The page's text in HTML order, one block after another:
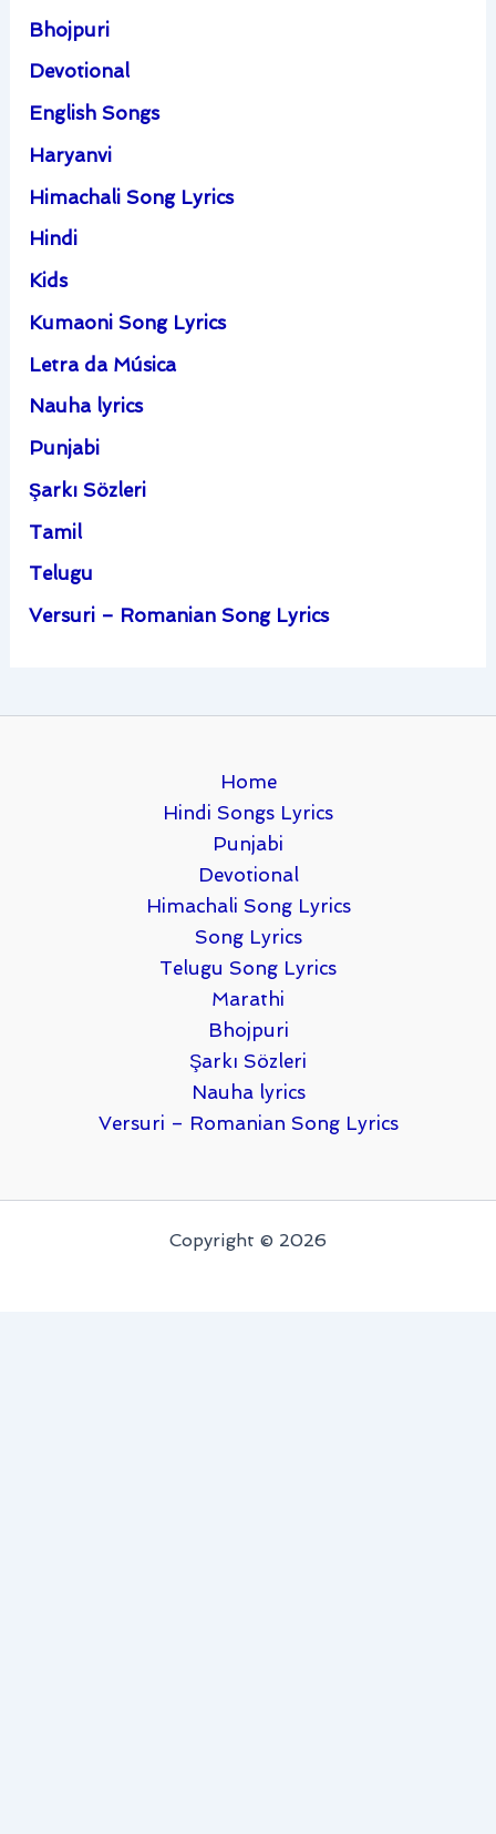
Bhojpuri
Devotional
English Songs
Haryanvi
Himachali Song Lyrics
Hindi
Kids
Kumaoni Song Lyrics
Letra da Música
Nauha lyrics
Punjabi
Şarkı Sözleri
Tamil
Telugu
Versuri – Romanian Song Lyrics
Home
Hindi Songs Lyrics
Punjabi
Devotional
Himachali Song Lyrics
Song Lyrics
Telugu Song Lyrics
Marathi
Bhojpuri
Şarkı Sözleri
Nauha lyrics
Versuri – Romanian Song Lyrics
Copyright © 2026